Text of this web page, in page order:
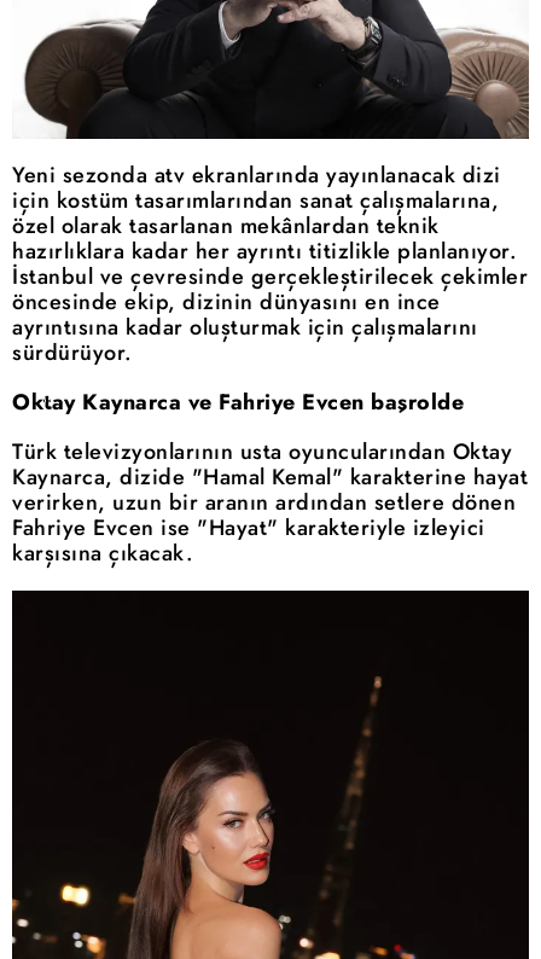
Yeni sezonda atv ekranlarında yayınlanacak dizi
için kostüm tasarımlarından sanat çalışmalarına,
özel olarak tasarlanan mekânlardan teknik
hazırlıklara kadar her ayrıntı titizlikle planlanıyor.
İstanbul ve çevresinde gerçekleştirilecek çekimler
öncesinde ekip, dizinin dünyasını en ince
ayrıntısına kadar oluşturmak için çalışmalarını
sürdürüyor.
Oktay Kaynarca ve Fahriye Evcen başrolde
Türk televizyonlarının usta oyuncularından Oktay
Kaynarca, dizide "Hamal Kemal" karakterine hayat
verirken, uzun bir aranın ardından setlere dönen
Fahriye Evcen ise "Hayat" karakteriyle izleyici
karşısına çıkacak.